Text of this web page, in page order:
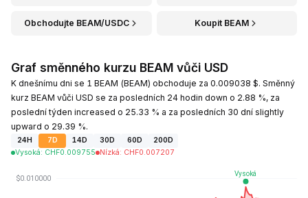
Obchodujte BEAM/USDC Koupit BEAM
Graf směnného kurzu BEAM vůči USD
K dnešnímu dni se 1 BEAM (BEAM) obchoduje za 0.009038 $. Směnný
kurz BEAM vůči USD se za posledních 24 hodin down o 2.88 %, za
poslední týden increased o 25.33 % a za posledních 30 dní slightly
upward o 29.39 %.
24H 7D 14D 30D 60D
200D
Vysoká: CHF0.009755 Nízká: CHF0.007207